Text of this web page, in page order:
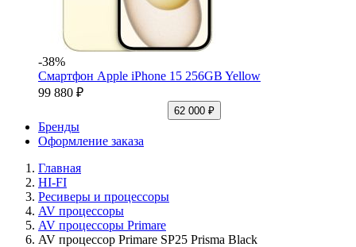
-38%
Смартфон Apple iPhone 15 256GB Yellow
99 880 ₽
62 000 ₽
Бренды
Оформление заказа
Главная
HI-FI
Ресиверы и процессоры
AV процессоры
AV процессоры Primare
AV процессор Primare SP25 Prisma Black